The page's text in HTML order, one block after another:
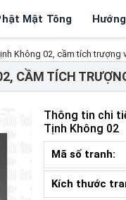
Mật Tông
Không 02, cầm tích trượng
CẦM TÍCH
Thông tin chi
Tịnh Không 02
Mã số tranh:
Kích thước